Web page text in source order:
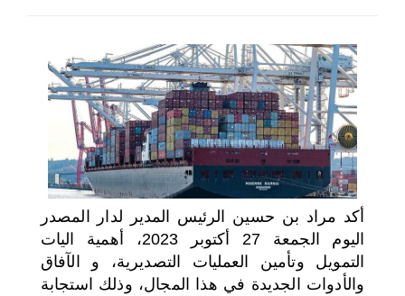
أكد مراد بن حسين الرئيس المدير لدار المصدر
اليوم الجمعة 27 أكتوبر 2023، أهمية اليات
التمويل وتأمين العمليات التصديرية، و الآفاق
والأدوات الجديدة في هذا المجال، وذلك استجابة